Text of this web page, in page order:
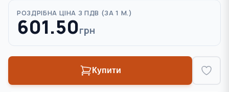
РОЗДРІБНА ЦІНА З ПДВ (ЗА 1 М.)
601.50грн
Купити